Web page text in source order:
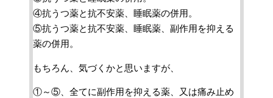
④抗うつ薬と抗不安薬、睡眠薬の併用。
⑤抗うつ薬と抗不安薬、睡眠薬、副作用を抑える
薬の併用。
もちろん、気づくかと思いますが、
①～⑤、全てに副作用を抑える薬、又は痛み止め